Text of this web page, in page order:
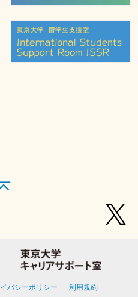
バシーポリシー
利用規約